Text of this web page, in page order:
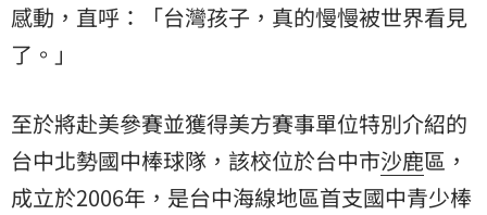
感動，直呼：「台灣孩子，真的慢慢被世界看見
了。」
至於將赴美參賽並獲得美方賽事單位特別介紹的
台中北勢國中棒球隊，該校位於台中市沙鹿區，
成立於2006年，是台中海線地區首支國中青少棒